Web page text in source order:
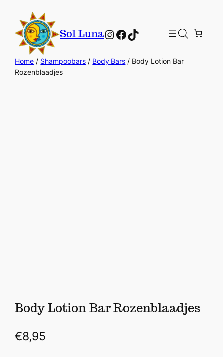
Sol LunaInstagram
Facebook
TikTok
Home / Shampoobars / Body Bars / Body Lotion Bar
Rozenblaadjes
Body Lotion Bar Rozenblaadjes
€8,95